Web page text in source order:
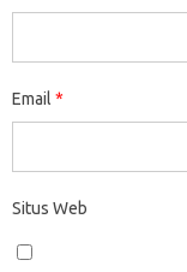
Email *
Situs Web